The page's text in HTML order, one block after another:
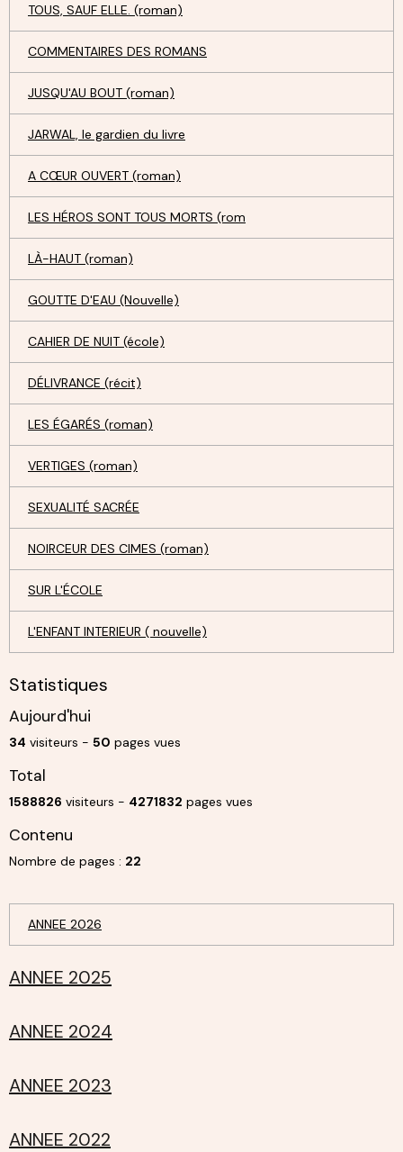
TOUS, SAUF ELLE. (roman)
COMMENTAIRES DES ROMANS
JUSQU'AU BOUT (roman)
JARWAL, le gardien du livre
A CŒUR OUVERT (roman)
LES HÉROS SONT TOUS MORTS (rom
LÀ-HAUT (roman)
GOUTTE D'EAU (Nouvelle)
CAHIER DE NUIT (école)
DÉLIVRANCE (récit)
LES ÉGARÉS (roman)
VERTIGES (roman)
SEXUALITÉ SACRÉE
NOIRCEUR DES CIMES (roman)
SUR L'ÉCOLE
L'ENFANT INTERIEUR ( nouvelle)
Statistiques
Aujourd'hui
34 visiteurs - 50 pages vues
Total
1588826 visiteurs - 4271832 pages vues
Contenu
Nombre de pages : 22
ANNEE 2026
ANNEE 2025
ANNEE 2024
ANNEE 2023
ANNEE 2022